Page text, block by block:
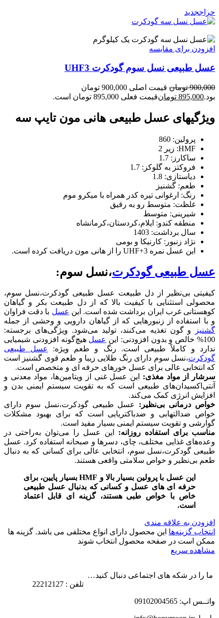
حراججدید
یک کیلوگرم
افزودن برای مقایسه
عسل طبیعی نسل سوم گودکرت UHF3
900,000 تومان
قیمت اصلی 900,000 تومان
بود.895,000 تومانقیمت فعلی 895,000 تومان است.
ویژگیهای عسل طبیعی هانی مون تایپ سه
پرولین: 860
HMF: زیر 2
ساکارز: 1.7
فروکتز به گلوکز: 1.7
دیاستازی: 1.8
طعم: گشنیز
رنگ: ارغوانی تیره کدر همراه با میکرو موم
غلظت: متوسط رو به رقیق
شیرینی: متوسط
منطقه کندو: ایلام،کردستان،کرمانشاه
سال برداشت: 1403
نژاد زنبور: کارنیکا و بومی
این عسل نمره UHF+3 را از هانی مون دریافت کرده است.
عسل طبیعی گودکرت،نسل سوم:
کیفیتی بی‌نظیر از دل طبیعت عسل طبیعی گودکرت،نسل سوم،
محصولی استثنایی با کیفیت بالا که از دل طبیعت بکر و گیاهان
کوهستانی غرب ایران برداشت شده است. این عسل با دقت فراوان
و با استفاده از زنبورهایی که از گیاهان دارویی و وحشی از جمله
گشنیز
و گون تغذیه می‌کنند، تولید می‌شود. ویژگی‌های برجسته:
100% خالص و بدون افزودنی: این
عسل هیچ‌گونه افزودنی شیمیایی
ندارد و کاملاً طبیعی است. رنگ و طعم ویژه:
عسل طبیعی
گودکرت،نسل سوم دارای رنگ طلایی زیبا و طعم قوی گشنیز است
که انتخابی عالی برای عسل خورهای حرفه ای و متخصص است.
سرشار از مواد مغذی: این عسل غنی از ویتامین‌ها، مواد معدنی و
آنتی‌اکسیدان‌های طبیعی است که به تقویت سیستم ایمنی بدن و
افزایش انرژی کمک می‌کند.
خواص درمانی بی‌نظیر: عسل طبیعی گودکرت،نسل سوم دارای
خواص ضدالتهابی و ضدباکتریایی است که برای بهبود مشکلات
گوارشی و تقویت سیستم ایمنی بسیار مفید است.
مناسب برای استفاده روزانه: این عسل را می‌توان به‌راحتی در
وعده‌های غذایی مختلف، چای، دسرها و صبحانه استفاده کرد. عسل
طبیعی گودکرت،نسل سوم، انتخابی عالی برای کسانی که به دنبال
طعم بی‌نظیر و خواص سلامتی واقعی هستند.
این عسل با پرولین بسیار بالا و HMF بسیار پایین، برای
حرفه ای های عسل و کسانی که بدنبال عسل طبیعی
خاص با خواص طبی هستند، گزینه ای قابل اعتماد
است.
افزودن به علاقه مندی
انتخاب گزینه‌ها این محصول دارای انواع مختلفی می باشد. گزینه ها
ممکن است در صفحه محصول انتخاب شوند
مشاهده سریع
ما را در شکه های اجتماعی دنبال کنید…
تلفن : 22212127
واتــس اپ: 09102004565